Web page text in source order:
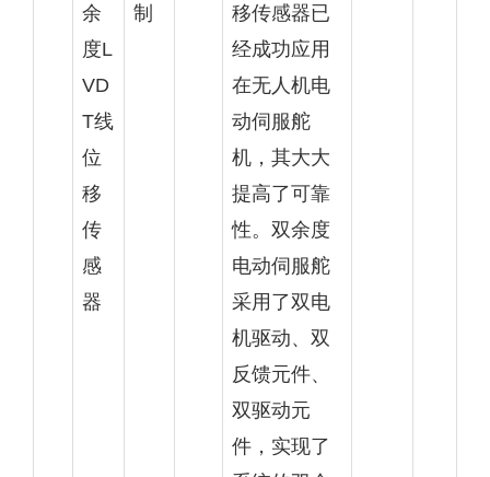
余
度L
VD
T线
位
移
传
感
器
制
移传感器已
经成功应用
在无人机电
动伺服舵
机，其大大
提高了可靠
性。双余度
电动伺服舵
采用了双电
机驱动、双
反馈元件、
双驱动元
件，实现了